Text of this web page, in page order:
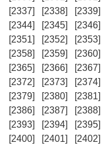
[2337]
[2338] [2339]
[2344]
[2345] [2346]
[2351]
[2352] [2353]
[2358]
[2359] [2360]
[2365]
[2366] [2367]
[2372]
[2373] [2374]
[2379]
[2380] [2381]
[2386]
[2387] [2388]
[2393]
[2394] [2395]
[2400]
[2401] [2402]